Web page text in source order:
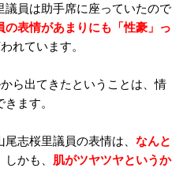
員は助手席に座っていたので
の表情があまりにも「性豪」っ
れています。
ら出てきたということは、情
ます。
志桜里議員の表情は、 なんと
かも、 肌がツヤツヤというか